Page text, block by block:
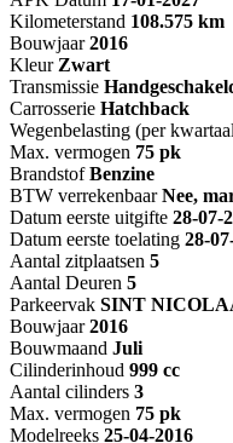
Kilometerstand 108.575 km
Bouwjaar 2016
Kleur Zwart
Transmissie
Carrosserie Hatchback
Wegenbelasting (per
Max. vermogen 75 pk
Brandstof Benzine
BTW verrekenbaar Nee,
Datum eerste uitgifte 28-07-
Datum eerste toelating 28-
Aantal zitplaatsen 5
Aantal Deuren 5
Parkeervak SINT
Bouwjaar 2016
Bouwmaand Juli
Cilinderinhoud 999 cc
Aantal cilinders 3
Max. vermogen 75 pk
Modelreeks 25-04-2016